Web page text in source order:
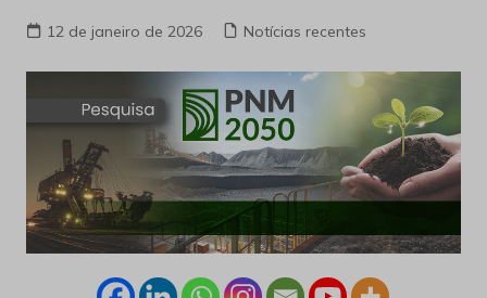
12 de janeiro de 2026 Notícias recentes